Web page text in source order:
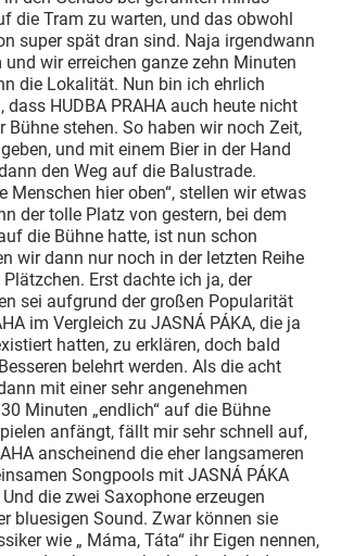
die Tram zu warten, und das obwohl
super spät dran sind. Naja irgendwann
und wir erreichen ganze zehn Minuten
die Lokalität. Nun bin ich ehrlich
dass HUDBA PRAHA auch heute nicht
Bühne stehen. So haben wir noch Zeit,
und mit einem Bier in der Hand
den Weg auf die Balustrade.
Menschen hier oben“, stellen wir etwas
der tolle Platz von gestern, bei dem
die Bühne hatte, ist nun schon
wir dann nur noch in der letzten Reihe
Erst dachte ich ja, der
sei aufgrund der großen Popularität
im Vergleich zu JASNÁ PÁKA, die ja
hatten, zu erklären, doch bald
belehrt werden. Als die acht
mit einer sehr angenehmen
Minuten „endlich“ auf die Bühne
anfängt, fällt mir sehr schnell auf,
anscheinend die eher langsameren
Songpools mit JASNÁ PÁKA
die zwei Saxophone erzeugen
bluesigen Sound. Zwar können sie
wie „ Máma, Táta“ ihr Eigen nennen,